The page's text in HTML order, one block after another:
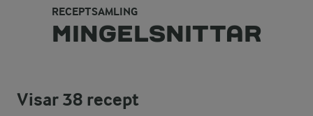
RECEPTSAMLING
MINGELSNITTAR
Visar38 recept